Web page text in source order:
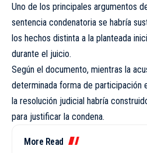
Uno de los principales argumentos
sentencia condenatoria se habría
los hechos distinta a la planteada
durante el juicio.
Según el documento, mientras la
determinada forma de participación
la resolución judicial habría
para justificar la condena.
More Read